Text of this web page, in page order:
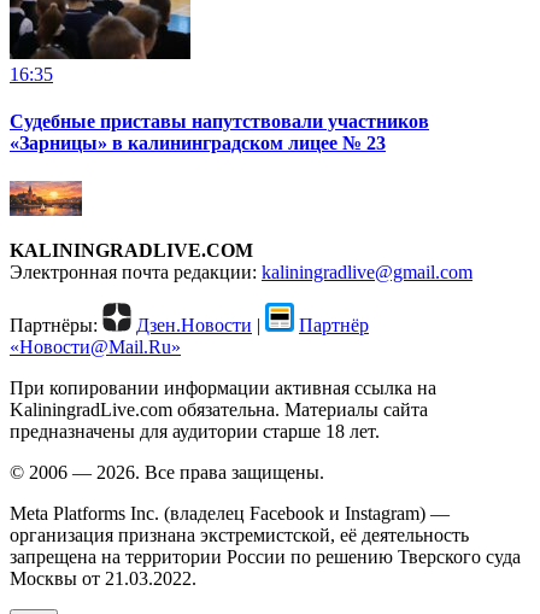
16:35
Судебные приставы напутствовали участников
«Зарницы» в калининградском лицее № 23
KALININGRADLIVE.COM
Электронная почта редакции: kaliningradlive@gmail.com
Партнёры: Дзен.Новости |
Партнёр
«Новости@Mail.Ru»
При копировании информации активная ссылка на
KaliningradLive.com обязательна. Материалы сайта
предназначены для аудитории старше 18 лет.
© 2006 — 2026. Все права защищены.
Meta Platforms Inc. (владелец Facebook и Instagram) —
организация признана экстремистской, её деятельность
запрещена на территории России по решению Тверского суда
Москвы от 21.03.2022.